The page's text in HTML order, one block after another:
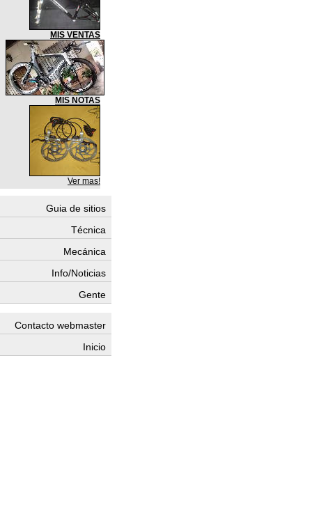
MIS VENTAS
MIS NOTAS
Ver mas!
Guia de sitios
Técnica
Mecánica
Info/Noticias
Gente
Contacto webmaster
Inicio